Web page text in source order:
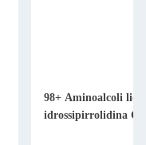
98+ Aminoalcoli
idrossipirrolidina